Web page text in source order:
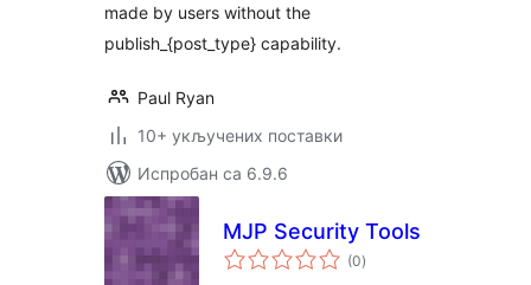
made by users without the
publish_{post_type} capability.
Paul Ryan
10+ укључених поставки
Испробан са 6.9.6
MJP Security Tools
(0укупних
оцена
)